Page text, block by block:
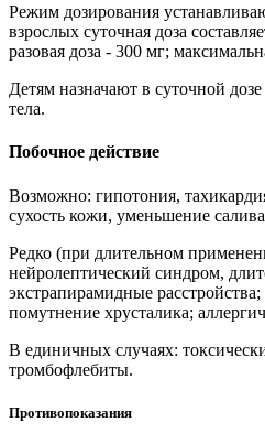
Режим дозирования
взрослых суточная доза
разовая доза - 300 мг;
Детям назначают в суточной
тела.
Побочное действие
Возможно: гипотония,
сухость кожи, уменьшение
Редко (при длительном
нейролептический синдром,
экстрапирамидные
помутнение хрусталика;
В единичных случаях:
тромбофлебиты.
Противопоказания